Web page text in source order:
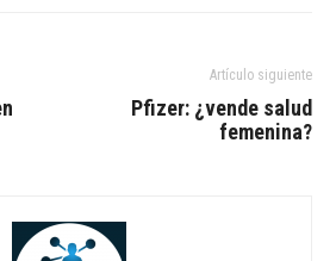
Artículo siguiente
Pfizer: ¿vende salud
femenina?